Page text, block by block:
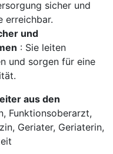
sicher und
erreichbar.
und
: Sie leiten
und sorgen für eine
aus den
Funktionsoberarzt,
Geriater, Geriaterin,